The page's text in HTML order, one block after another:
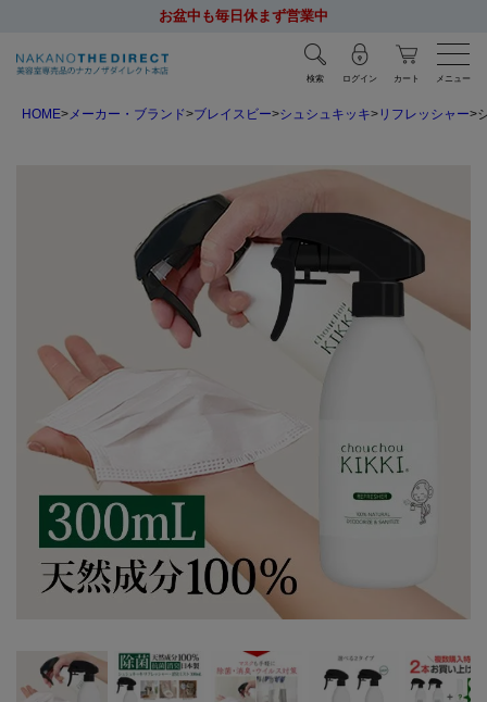
お盆中も毎日休まず営業中
検索 ログイン カート メニュー
HOME メーカー・ブランド ブレイスビー シュシュキッキ リフレッシャー